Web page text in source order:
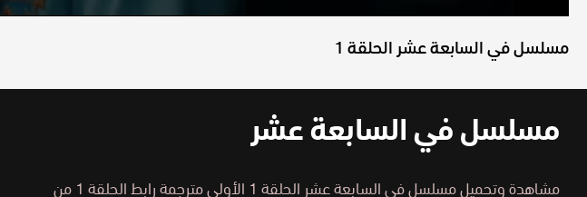
مسلسل في السابعة عشر الحلقة 1
مسلسل في السابعة عشر
مشاهدة وتحميل مسلسل في السابعة عشر الحلقة 1 الأولى مترجمة رابط الحلقة 1 من